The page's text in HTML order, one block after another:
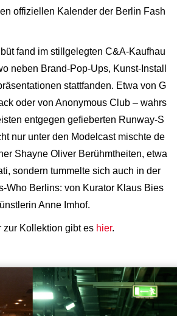
offiziellen Kalender der Berlin Fash
fand im stillgelegten C&A-Kaufhau
neben Brand-Pop-Ups, Kunst-Install
stattfanden. Etwa von G
oder von Anonymous Club – wahrs
entgegen gefieberten Runway-S
nur unter den Modelcast mischte de
Shayne Oliver Berühmtheiten, etwa
sondern tummelte sich auch in der
Who Berlins: von Kurator Klaus Bies
Anne Imhof.
Kollektion gibt es hier.